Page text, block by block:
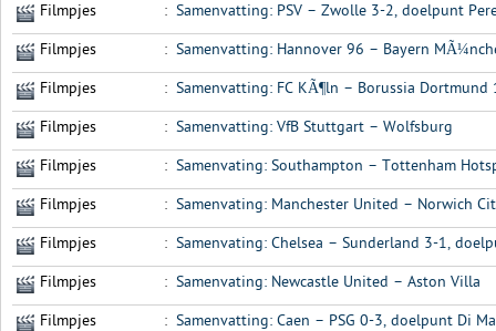
Filmpjes : Samenvatting: PSV – Zwolle 3-2, doelpunt
Filmpjes : Samenvatting: Hannover 96 – Bayern
Filmpjes : Samenvatting: FC KÃ¶ln – Borussia Dortmund
Filmpjes : Samenvatting: VfB Stuttgart – Wolfsburg
Filmpjes : Samenvating: Southampton – Tottenham
Filmpjes : Samenvating: Manchester United – Norwich
Filmpjes : Samenvating: Chelsea – Sunderland 3-1,
Filmpjes : Samenvating: Newcastle United – Aston Villa
Filmpjes : Samenvatting: Caen – PSG 0-3, doelpunt Di